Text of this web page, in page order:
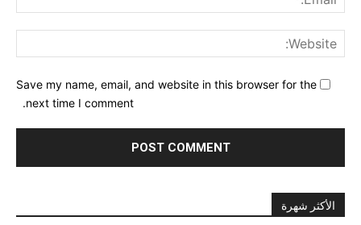
Save my name, email, and website in this browser for the
next time I comment.
الأكثر شهرة